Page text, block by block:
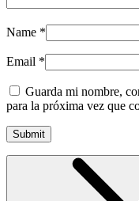
Name *
Email *
Guarda mi nombre,
para la próxima vez que